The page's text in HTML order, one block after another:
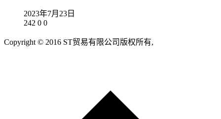
2023年7月23日
242 0 0
Copyright © 2016 ST贸易有限公司版权所有,